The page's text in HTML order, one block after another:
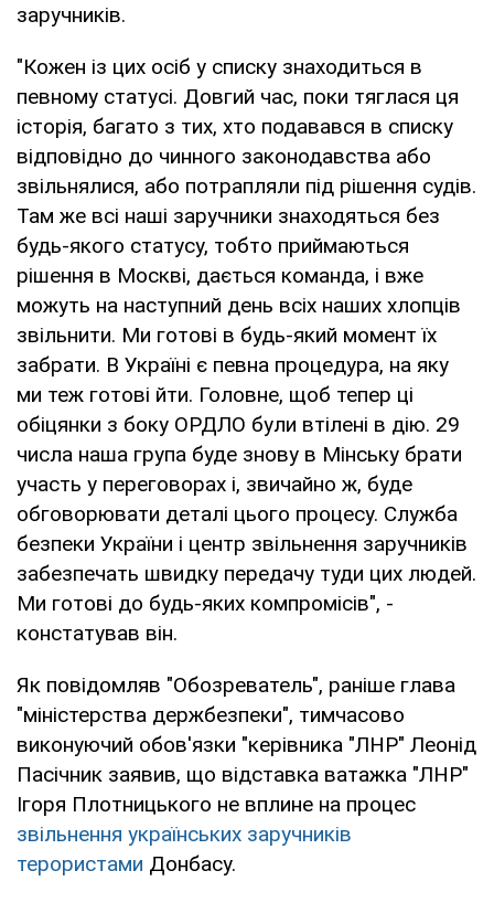
заручників.
"Кожен із цих осіб у списку знаходиться в
певному статусі. Довгий час, поки тяглася ця
історія, багато з тих, хто подавався в списку
відповідно до чинного законодавства або
звільнялися, або потрапляли під рішення судів.
Там же всі наші заручники знаходяться без
будь-якого статусу, тобто приймаються
рішення в Москві, дається команда, і вже
можуть на наступний день всіх наших хлопців
звільнити. Ми готові в будь-який момент їх
забрати. В Україні є певна процедура, на яку
ми теж готові йти. Головне, щоб тепер ці
обіцянки з боку ОРДЛО були втілені в дію. 29
числа наша група буде знову в Мінську брати
участь у переговорах і, звичайно ж, буде
обговорювати деталі цього процесу. Служба
безпеки України і центр звільнення заручників
забезпечать швидку передачу туди цих людей.
Ми готові до будь-яких компромісів", -
констатував він.
Як повідомляв "Обозреватель", раніше глава
"міністерства держбезпеки", тимчасово
виконуючий обов'язки "керівника "ЛНР" Леонід
Пасічник заявив, що відставка ватажка "ЛНР"
Ігоря Плотницького не вплине на процес
звільнення українських заручників
терористами Донбасу.